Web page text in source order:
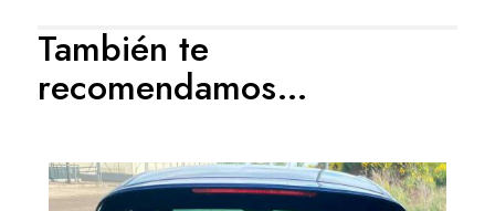
También te
recomendamos…